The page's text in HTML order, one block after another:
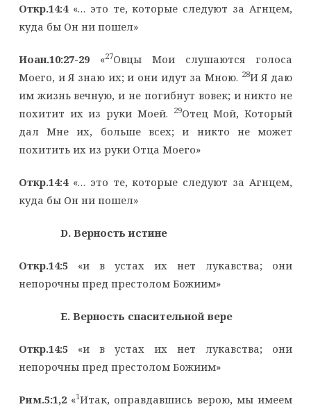
Откр.14:4«… это те, которые следуют за Агнцем,
куда бы Он ни пошел»
Иоан.10:27-29«27Овцы Мои слушаются голоса
Моего, и Я знаю их; и они идут за Мною. 28И Я даю
им жизнь вечную, и не погибнут вовек; и никто не
похитит их из руки Моей.
29Отец Мой, Который
дал Мне их, больше всех; и никто не может
похитить их из руки Отца Моего»
Откр.14:4«… это те, которые следуют за Агнцем,
куда бы Он ни пошел»
D. Верность истине
Откр.14:5«и в устах их нет лукавства; они
непорочны пред престолом Божиим»
Е. Верность спасительной вере
Откр.14:5«и в устах их нет лукавства; они
непорочны пред престолом Божиим»
Рим.5:1,2«1Итак, оправдавшись верою, мы имеем